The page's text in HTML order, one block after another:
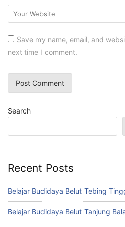
Save my name, email, and
next time I comment.
Search
Recent Posts
Belajar Budidaya Belut Tebing
Belajar Budidaya Belut Tanjung